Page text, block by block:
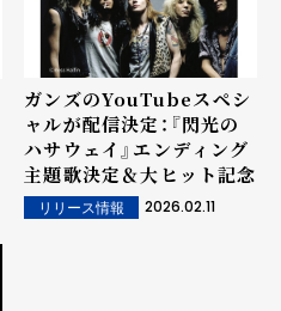
ガンズのYouTubeスペシ
ャルが配信決定：『閃光の
ハサウェイ』エンディング
主題歌決定＆大ヒット記念
リリース情報 2026.02.11